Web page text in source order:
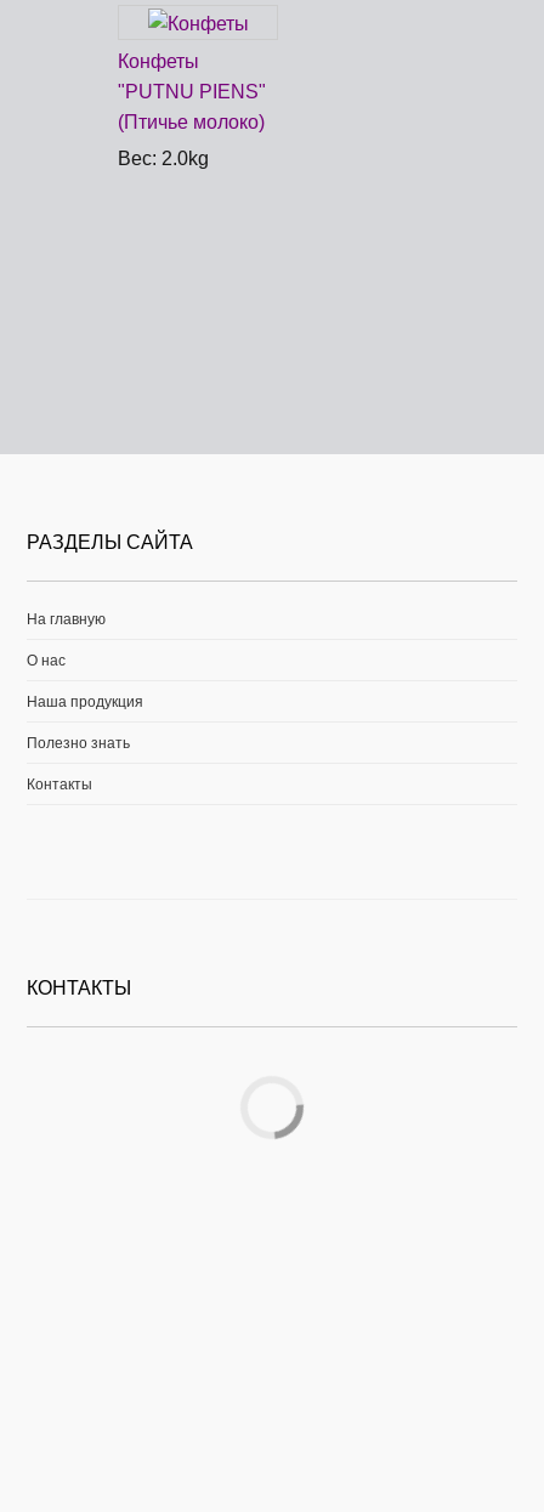
Конфеты
"PUTNU PIENS"
(Птичье молоко)
Вес: 2.0kg
РАЗДЕЛЫ САЙТА
На главную
О нас
Наша продукция
Полезно знать
Контакты
КОНТАКТЫ